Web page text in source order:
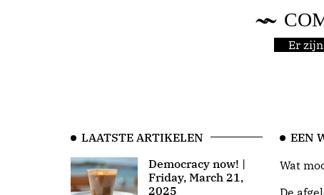
Er
LAATSTE ARTIKELEN
Democracy now! |
Friday, March 21,
2025
EEN
Wat